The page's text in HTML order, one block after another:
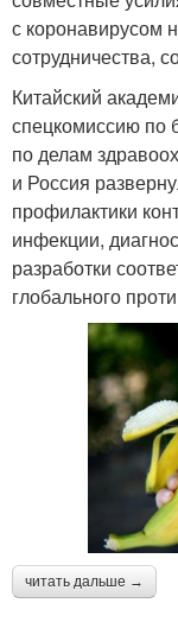
с коронавирусом
сотрудничества,
Китайский
спецкомиссию по
по делам
и Россия
профилактики
инфекции,
разработки
глобального
читать дальше →